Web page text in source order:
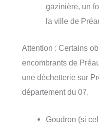
gazinière, un
la ville de
Attention : Certains
encombrants de
une déchetterie sur
département du 07.
Goudron (si